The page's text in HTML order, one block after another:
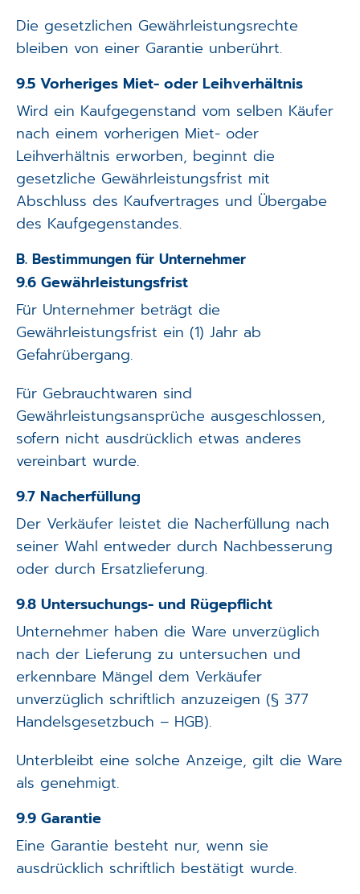
Die gesetzlichen Gewährleistungsrechte
bleiben von einer Garantie unberührt.
9.5 Vorheriges Miet- oder Leihverhältnis
Wird ein Kaufgegenstand vom selben Käufer
nach einem vorherigen Miet- oder
Leihverhältnis erworben, beginnt die
gesetzliche Gewährleistungsfrist mit
Abschluss des Kaufvertrages und Übergabe
des Kaufgegenstandes.
B. Bestimmungen für Unternehmer
9.6 Gewährleistungsfrist
Für Unternehmer beträgt die
Gewährleistungsfrist ein (1) Jahr ab
Gefahrübergang.
Für Gebrauchtwaren sind
Gewährleistungsansprüche ausgeschlossen,
sofern nicht ausdrücklich etwas anderes
vereinbart wurde.
9.7 Nacherfüllung
Der Verkäufer leistet die Nacherfüllung nach
seiner Wahl entweder durch Nachbesserung
oder durch Ersatzlieferung.
9.8 Untersuchungs- und Rügepflicht
Unternehmer haben die Ware unverzüglich
nach der Lieferung zu untersuchen und
erkennbare Mängel dem Verkäufer
unverzüglich schriftlich anzuzeigen (§ 377
Handelsgesetzbuch – HGB).
Unterbleibt eine solche Anzeige, gilt die Ware
als genehmigt.
9.9 Garantie
Eine Garantie besteht nur, wenn sie
ausdrücklich schriftlich bestätigt wurde.